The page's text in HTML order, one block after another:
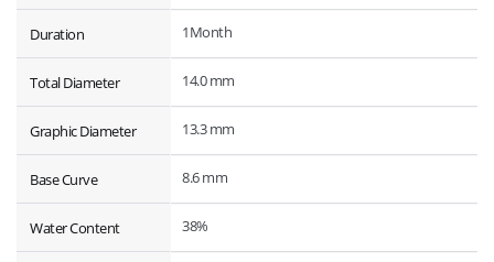
Duration 1Month
Total Diameter 14.0 mm
Graphic Diameter 13.3 mm
Base Curve 8.6 mm
Water Content 38%